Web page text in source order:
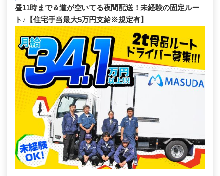
昼11時まで＆道が空いてる夜間配送！未経験の固定ルー
ト♪【住宅手当最大5万円支給※規定有】